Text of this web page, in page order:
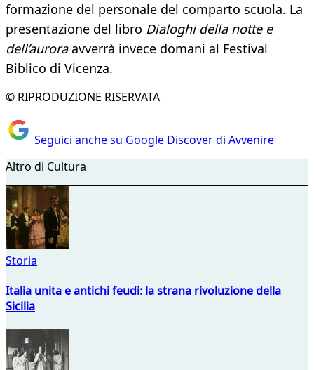
formazione del personale del comparto scuola. La
presentazione del libro Dialoghi della notte e
dell’auroraavverrà invece domani al Festival
Biblico di Vicenza.
© RIPRODUZIONE RISERVATA
Seguici anche su Google Discover di Avvenire
Altro di Cultura
Storia
Italia unita e antichi feudi: la strana rivoluzione della
Sicilia